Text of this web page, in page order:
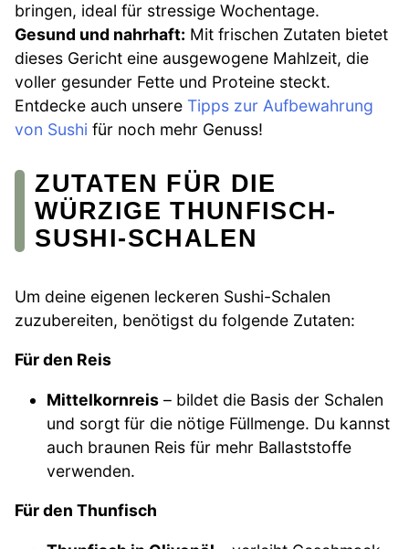
bringen, ideal für stressige Wochentage.
Gesund und nahrhaft: Mit frischen Zutaten bietet
dieses Gericht eine ausgewogene Mahlzeit, die
voller gesunder Fette und Proteine steckt.
Entdecke auch unsere Tipps zur Aufbewahrung
von Sushi für noch mehr Genuss!
ZUTATEN FÜR DIE
WÜRZIGE THUNFISCH-
SUSHI-SCHALEN
Um deine eigenen leckeren Sushi-Schalen
zuzubereiten, benötigst du folgende Zutaten:
Für den Reis
Mittelkornreis – bildet die Basis der Schalen
und sorgt für die nötige Füllmenge. Du kannst
auch braunen Reis für mehr Ballaststoffe
verwenden.
Für den Thunfisch